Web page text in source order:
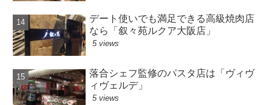
デート使いでも満足できる高級焼肉店
なら「叙々苑ルクア大阪店」
5 views
落合シェフ監修のパスタ店は「ヴィヴ
ィヴェルデ」
5 views